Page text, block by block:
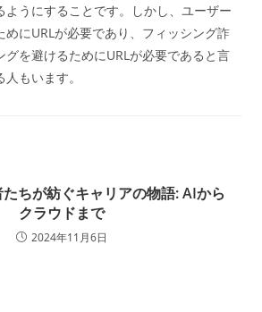
ようにすることです。しかし、ユーザー
めにURLが必要であり、フィッシング詐
グを避けるためにURLが必要であると言
もいます。
ちが紡ぐキャリアの物語: AIから
クラウドまで
2024年11月6日